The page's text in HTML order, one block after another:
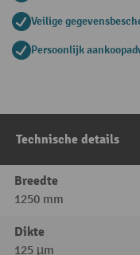
Veilige
Persoonlijk
Technische details
Breedte
1250 mm
Dikte
125 µm